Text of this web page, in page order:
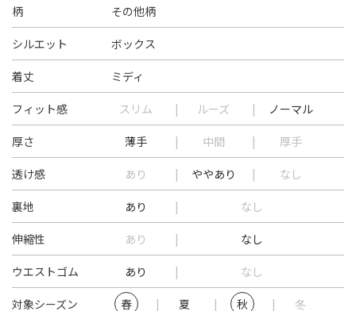
柄 その他柄
シルエット ボックス
着丈 ミディ
フィット感 スリム ルーズ ノーマル
厚さ 薄手 中間 厚手
透け感 あり ややあり なし
裏地 あり なし
伸縮性 あり なし
ウエストゴム あり なし
対象シーズン 春 夏 秋 冬